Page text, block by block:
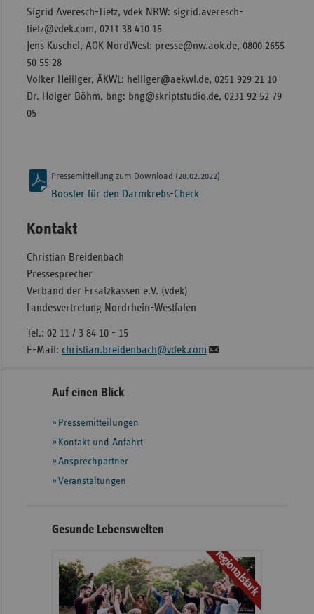
Sigrid Averesch-Tietz, vdek NRW: sigrid.averesch-
tietz@vdek.com, 0211 38 410 15
Jens Kuschel, AOK NordWest: presse@nw.aok.de, 0800 2655
50 55 28
Volker Heiliger, ÄKWL: heiliger@aekwl.de, 0251 929 21 10
Dr. Holger Böhm, bng: bng@skriptstudio.de, 0231 92 52 79
05
Pressemitteilung zum Download (28.02.2022)
Booster für den Darmkrebs-Check
Kontakt
Christian Breidenbach
Pressesprecher
Verband der Ersatzkassen e.V. (vdek)
Landesvertretung Nordrhein-Westfalen
Tel.: 02 11 / 3 84 10 - 15
E-Mail: christian.breidenbach@vdek.com
Seitennavigation
Seitenleiste
weiteren
Informationen
Auf einen Blick
Pressemitteilungen
Kontakt und Anfahrt
Ansprechpartner
Veranstaltungen
Gesunde Lebenswelten
regionalstark